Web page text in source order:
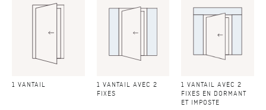
1 VANTAIL
1 VANTAIL AVEC 2
FIXES
1 VANTAIL AVEC 2
FIXES EN DORMANT
ET IMPOSTE